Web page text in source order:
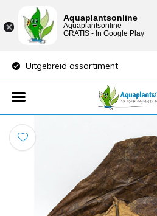
Uitgebreid assortiment
Aquaplantsonline
Aquaplantsonline
GRATIS - In Google Play